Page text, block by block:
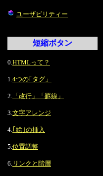
ユーザビリティー
短縮ボタン
0.HTMLって？
1.4つの｢タグ」
2. 「改行」「罫線」
3.文字アレンジ
4.｢絵｣の挿入
5.位置調整
6. リンクと階層